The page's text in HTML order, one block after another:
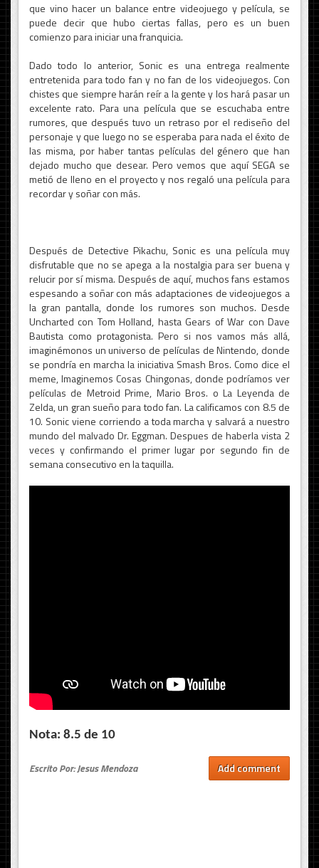
que vino hacer un balance entre videojuego y película, se
puede decir que hubo ciertas fallas, pero es un buen
comienzo para iniciar una franquicia.
Dado todo lo anterior, Sonic es una entrega realmente
entretenida para todo fan y no fan de los videojuegos. Con
chistes que siempre harán reír a la gente y los hará pasar un
excelente rato. Para una película que se escuchaba entre
rumores, que después tuvo un retraso por el rediseño del
personaje y que luego no se esperaba para nada el éxito de
las misma, por haber tantas películas del género que han
dejado mucho que desear. Pero vemos que aquí SEGA se
metió de lleno en el proyecto y nos regaló una película para
recordar y soñar con más.
Después de Detective Pikachu, Sonic es una película muy
disfrutable que no se apega a la nostalgia para ser buena y
relucir por sí misma. Después de aquí, muchos fans estamos
espesando a soñar con más adaptaciones de videojuegos a
la gran pantalla, donde los rumores son muchos. Desde
Uncharted con Tom Holland, hasta Gears of War con Dave
Bautista como protagonista. Pero si nos vamos más allá,
imaginémonos un universo de películas de Nintendo, donde
se pondría en marcha la iniciativa Smash Bros. Como dice el
meme, Imaginemos Cosas Chingonas, donde podríamos ver
películas de Metroid Prime, Mario Bros. o La Leyenda de
Zelda, un gran sueño para todo fan. La calificamos con 8.5 de
10. Sonic viene corriendo a toda marcha y salvará a nuestro
mundo del malvado Dr. Eggman. Despues de haberla vista 2
veces y confirmando el primer lugar por segundo fin de
semana consecutivo en la taquilla.
Nota: 8.5 de 10
Escrito Por: Jesus Mendoza Add comment